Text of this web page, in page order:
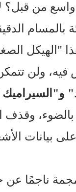
واسع من قبل؟
بالمسام
"الهيكل
ولن
على بيانات
ناجمًا عن